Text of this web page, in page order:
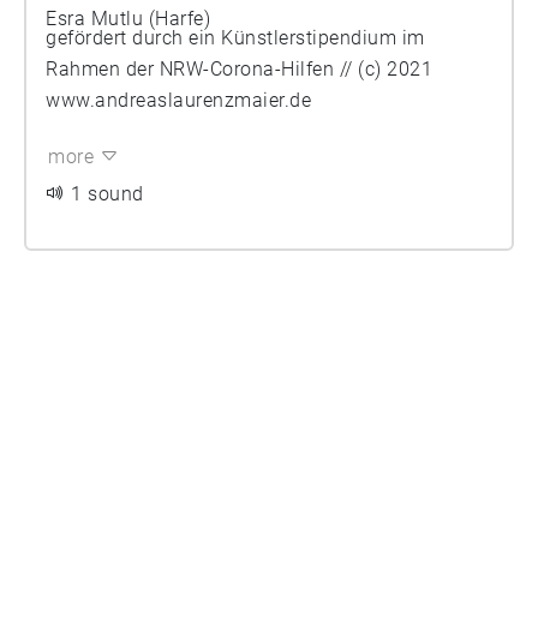
Esra Mutlu (Harfe)
gefördert durch ein Künstlerstipendium im
Rahmen der NRW-Corona-Hilfen // (c) 2021
www.andreaslaurenzmaier.de
more
1 sound